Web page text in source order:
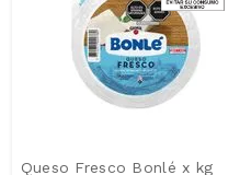
Queso Fresco Bonlé x kg